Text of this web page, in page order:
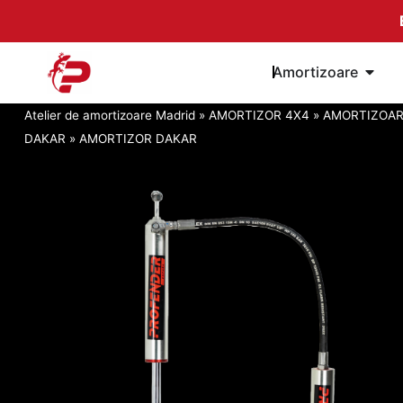
Amortizoare
Atelier de amortizoare Madrid» AMORTIZOR 4X4 »
DAKAR » AMORTIZOR DAKAR